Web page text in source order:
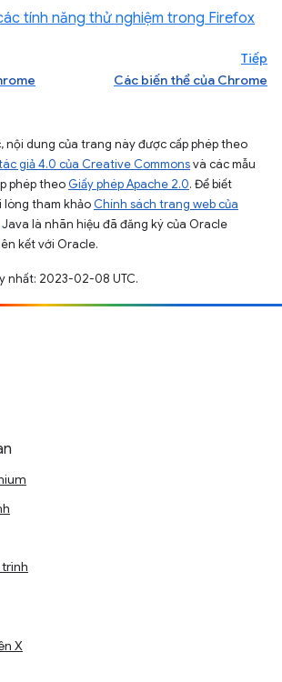
tính năng thử nghiệm trong Firefox
Tiếp
Các biến thể của Chrome
nội dung của trang này được cấp phép theo
giả 4.0 của Creative Commonsvà các mẫu
phép theo Giấy phép Apache 2.0. Để biết
lòng tham khảo Chính sách trang web của
Java là nhãn hiệu đã đăng ký của Oracle
kết với Oracle.
nhất: 2023-02-08 UTC.
X